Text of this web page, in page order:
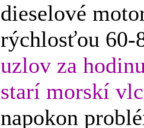
dieselové
rýchlosťou 60-
uzlov za
starí morskí
napokon